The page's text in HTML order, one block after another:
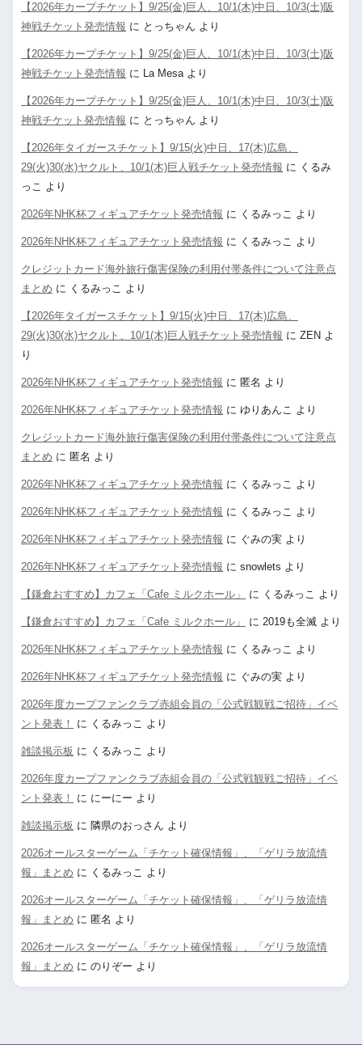
【2026年カープチケット】9/25(金)巨人、10/1(木)中日、10/3(土)阪
神戦チケット発売情報 に とっちゃん より
【2026年カープチケット】9/25(金)巨人、10/1(木)中日、10/3(土)阪
神戦チケット発売情報 に La Mesaより
【2026年カープチケット】9/25(金)巨人、10/1(木)中日、10/3(土)阪
神戦チケット発売情報 に とっちゃん より
【2026年タイガースチケット】9/15(火)中日、17(木)広島、
29(火)30(水)ヤクルト、10/1(木)巨人戦チケット発売情報 に くるみ
っこ より
2026年NHK杯フィギュアチケット発売情報 に くるみっこ より
2026年NHK杯フィギュアチケット発売情報 に くるみっこ より
クレジットカード海外旅行傷害保険の利用付帯条件について注意点
まとめ に くるみっこ より
【2026年タイガースチケット】9/15(火)中日、17(木)広島、
29(火)30(水)ヤクルト、10/1(木)巨人戦チケット発売情報 に ZEN よ
り
2026年NHK杯フィギュアチケット発売情報 に 匿名 より
2026年NHK杯フィギュアチケット発売情報 に ゆりあんこ より
クレジットカード海外旅行傷害保険の利用付帯条件について注意点
まとめ に 匿名 より
2026年NHK杯フィギュアチケット発売情報 に くるみっこ より
2026年NHK杯フィギュアチケット発売情報 に くるみっこ より
2026年NHK杯フィギュアチケット発売情報 に ぐみの実 より
2026年NHK杯フィギュアチケット発売情報 に snowlets より
【鎌倉おすすめ】カフェ「Cafe ミルクホール」 に くるみっこ より
【鎌倉おすすめ】カフェ「Cafe ミルクホール」 に 2019も全滅 より
2026年NHK杯フィギュアチケット発売情報 に くるみっこ より
2026年NHK杯フィギュアチケット発売情報 に ぐみの実 より
2026年度カープファンクラブ赤組会員の「公式戦観戦ご招待」イベ
ント発表！
に くるみっこ より
雑談掲示板 に くるみっこ より
2026年度カープファンクラブ赤組会員の「公式戦観戦ご招待」イベ
ント発表！
に にーにー より
雑談掲示板 に 隣県のおっさん より
2026オールスターゲーム「チケット確保情報」、「ゲリラ放流情
報」まとめ に くるみっこ より
2026オールスターゲーム「チケット確保情報」、「ゲリラ放流情
報」まとめ に 匿名 より
2026オールスターゲーム「チケット確保情報」、「ゲリラ放流情
報」まとめ に のりぞー より